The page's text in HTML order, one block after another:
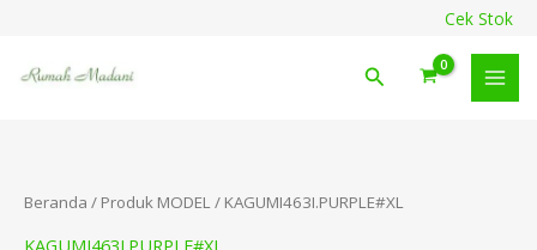
konten
Cek Stok
Cari
Beranda / Produk MODEL / KAGUMI463I.PURPLE#XL